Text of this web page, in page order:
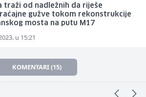
traži od nadležnih da riješe
gužve tokom rekonstrukcije
mosta na putu M17
u 15:21
KOMENTARI (15)